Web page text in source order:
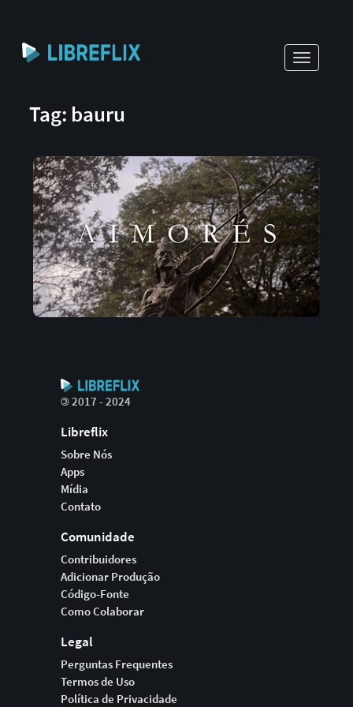
Toggle
Tag: bauru
©2017 - 2024
Libreflix
Sobre Nós
Apps
Mídia
Contato
Comunidade
Contribuidores
Adicionar Produção
Código-Fonte
Como Colaborar
Legal
Perguntas Frequentes
Termos de Uso
Política de Privacidade